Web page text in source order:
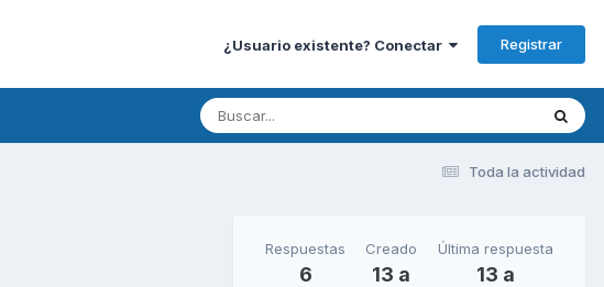
¿Usuario existente? Conectar Registrar
Toda la actividad
Respuestas
6
Creado
13 a
Última respuesta
13 a